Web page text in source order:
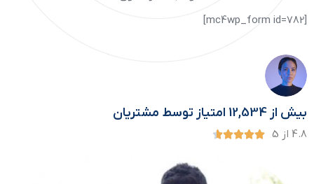
[mc4wp_form id=782]
بیش از 12,534 امتیاز توسط مشتریان
4.8 از 5 



